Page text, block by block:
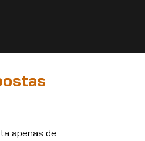
apenas de